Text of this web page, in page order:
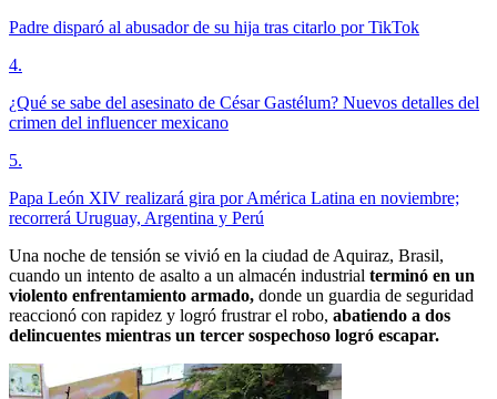
Padre disparó al abusador de su hija tras citarlo por TikTok
4.
¿Qué se sabe del asesinato de César Gastélum? Nuevos detalles del
crimen del influencer mexicano
5.
Papa León XIV realizará gira por América Latina en noviembre;
recorrerá Uruguay, Argentina y Perú
Una noche de tensión se vivió en la ciudad de Aquiraz, Brasil,
cuando un intento de asalto a un almacén industrial terminó en un
violento enfrentamiento armado, donde un guardia de seguridad
reaccionó con rapidez y logró frustrar el robo, abatiendo a dos
delincuentes mientras un tercer sospechoso logró escapar.